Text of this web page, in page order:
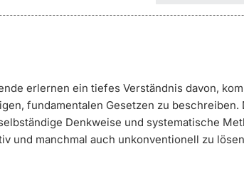
erlernen ein tiefes Verständnis davon,
fundamentalen Gesetzen zu beschreiben.
Denkweise und systematische
und manchmal auch unkonventionell zu